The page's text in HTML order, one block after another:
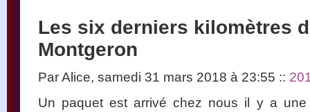
Les six derniers kilomètres
Montgeron
Par Alice, samedi 31 mars 2018 à 23:55 ::
Un paquet est arrivé chez nous il y a